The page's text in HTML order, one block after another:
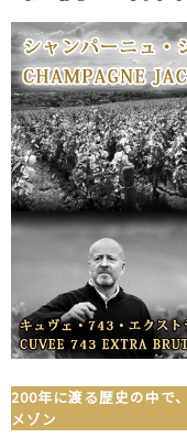
200年に渡る歴史の中で
メゾン